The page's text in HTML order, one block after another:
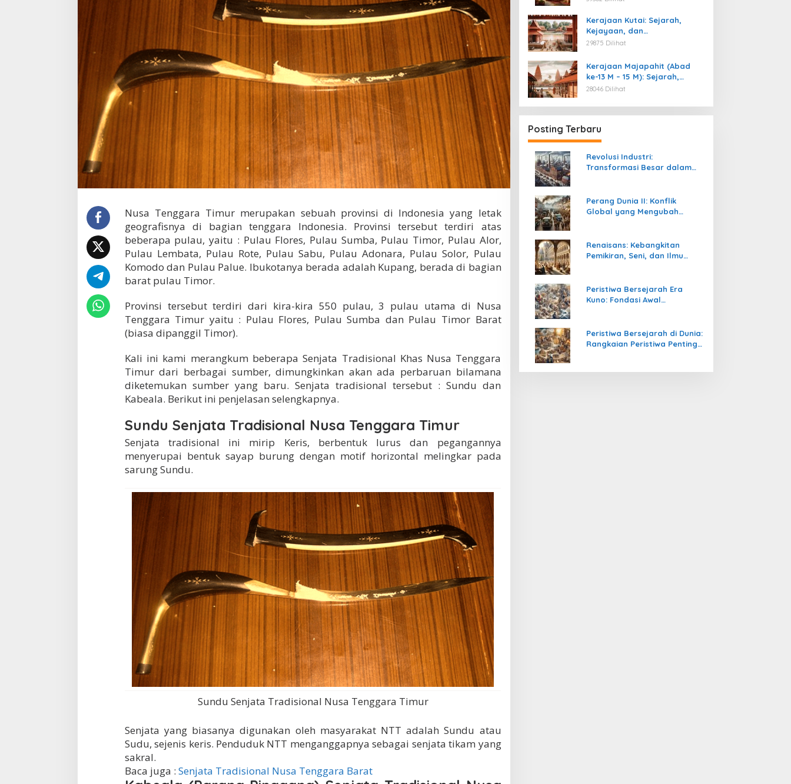
a
h
a
n
g
a
a
m
u
r
D
a
P
e
n
j
l
a
a
n
y
a
Nusa Tenggara Timur merupakan sebuah provinsi di Indonesia yang letak
geografisnya di bagian tenggara Indonesia. Provinsi tersebut terdiri atas
beberapa pulau, yaitu : Pulau Flores, Pulau Sumba, Pulau Timor, Pulau Alor,
Pulau Lembata, Pulau Rote, Pulau Sabu, Pulau Adonara, Pulau Solor, Pulau
Komodo dan Pulau Palue. Ibukotanya berada adalah Kupang, berada di bagian
barat pulau Timor.
Provinsi tersebut terdiri dari kira-kira 550 pulau, 3 pulau utama di Nusa
Tenggara Timur yaitu : Pulau Flores, Pulau Sumba dan Pulau Timor Barat
(biasa dipanggil Timor).
Kali ini kami merangkum beberapa Senjata Tradisional Khas Nusa Tenggara
Timur dari berbagai sumber, dimungkinkan akan ada perbaruan bilamana
diketemukan sumber yang baru. Senjata tradisional tersebut : Sundu dan
Kabeala. Berikut ini penjelasan selengkapnya.
Sundu Senjata Tradisional Nusa Tenggara Timur
Senjata tradisional ini mirip Keris, berbentuk lurus dan pegangannya
menyerupai bentuk sayap burung dengan motif horizontal melingkar pada
sarung Sundu.
Sundu Senjata Tradisional Nusa Tenggara Timur
Senjata yang biasanya digunakan oleh masyarakat NTT adalah Sundu atau
Sudu, sejenis keris. Penduduk NTT menganggapnya sebagai senjata tikam yang
sakral.
Baca juga : Senjata Tradisional Nusa Tenggara Barat
Kerajaan Kutai: Sejarah,
Kejayaan, dan
Peninggalannya (Abad ke-4
29875 Dilihat
Kerajaan Majapahit (Abad
ke-13 M – 15 M): Sejarah,
Kejayaan, dan
28046 Dilihat
Posting Terbaru
Revolusi Industri:
Transformasi Besar dalam
Perang Dunia II: Konflik
Global yang Mengubah
Renaisans: Kebangkitan
Pemikiran, Seni, dan Ilmu
Peristiwa Bersejarah Era
Kuno: Fondasi Awal
Peristiwa Bersejarah di Dunia:
Rangkaian Peristiwa Penting